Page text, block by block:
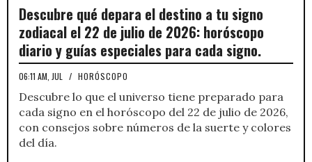
Descubre qué depara el destino a tu signo
zodiacal el 22 de julio de 2026: horóscopo
diario y guías especiales para cada signo.
06:11 AM, JUL / HORÓSCOPO
Descubre lo que el universo tiene preparado para
cada signo en el horóscopo del 22 de julio de 2026,
con consejos sobre números de la suerte y colores
del día.